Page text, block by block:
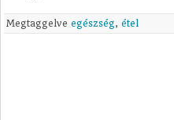
Megtaggelveegészség,étel